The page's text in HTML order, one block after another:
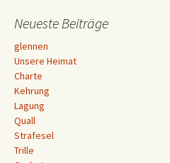
Neueste Beiträge
glennen
Unsere Heimat
Charte
Kehrung
Lagung
Quall
Strafesel
Trille